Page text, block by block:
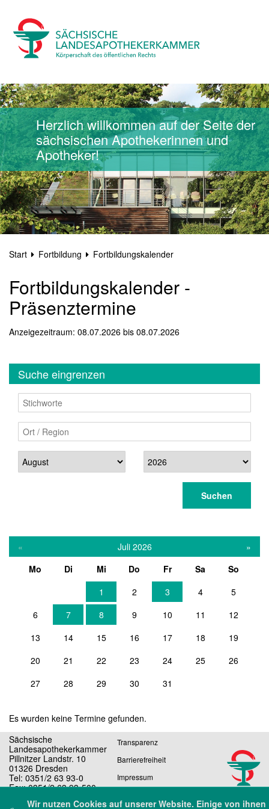
Herzlich willkommen auf der Seite der
sächsischen Apothekerinnen und
Apotheker!
Start Fortbildung Fortbildungskalender
Fortbildungskalender -
Präsenztermine
Anzeigezeitraum: 08.07.2026 bis 08.07.2026
Suche eingrenzen
Stichworte
Ort / Region
Suchen
« Juli 2026
»
Mo
Di Mi Do Fr Sa
So
1
2 3 4
5
6
7 8 9 10 11
12
13
14 15 16 17 18
19
20
21 22 23 24 25
26
27
28 29 30 31
Es wurden keine Termine gefunden.
Sächsische
Landesapothekerkammer
Pillnitzer Landstr. 10
01326 Dresden
Tel: 0351/2 63 93-0
Fax: 0351/2 63 93-500
Transparenz
Barrierefreiheit
Impressum
Wir nutzen Cookies auf unserer Website. Einige von ihnen